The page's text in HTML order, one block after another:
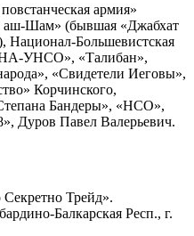
армия»
Шам» (бывшая «Джабхат
Национал-Большевистская
УНСО», «Талибан»,
«Свидетели Иеговы»,
Корчинского,
Бандеры», «НСО»,
Дуров Павел Валерьевич.
Трейд».
Балкарская Респ., г.